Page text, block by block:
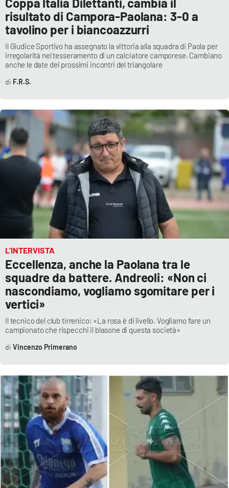
Coppa Italia Dilettanti, cambia il
risultato di Campora-Paolana: 3-0 a
tavolino per i biancoazzurri
Il Giudice Sportivo ha assegnato la vittoria alla squadra di Paola per
irregolarità nel tesseramento di un calciatore camporese. Cambiano
anche le date dei prossimi incontri del triangolare
F.R.S.
L’INTERVISTA
Eccellenza, anche la Paolana tra le
squadre da battere. Andreoli: «Non ci
nascondiamo, vogliamo sgomitare per i
vertici»
Il tecnico del club tirrenico: «La rosa è di livello. Vogliamo fare un
campionato che rispecchi il blasone di questa società»
Vincenzo Primerano